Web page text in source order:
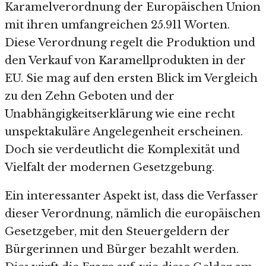
Karamelverordnung der Europäischen Union
mit ihren umfangreichen 25.911 Worten.
Diese Verordnung regelt die Produktion und
den Verkauf von Karamellprodukten in der
EU. Sie mag auf den ersten Blick im Vergleich
zu den Zehn Geboten und der
Unabhängigkeitserklärung wie eine recht
unspektakuläre Angelegenheit erscheinen.
Doch sie verdeutlicht die Komplexität und
Vielfalt der modernen Gesetzgebung.
Ein interessanter Aspekt ist, dass die Verfasser
dieser Verordnung, nämlich die europäischen
Gesetzgeber, mit den Steuergeldern der
Bürgerinnen und Bürger bezahlt werden.